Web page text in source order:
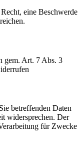
eine Beschwerde
gem. Art. 7 Abs. 3
betreffenden Daten
widersprechen. Der
für Zwecke